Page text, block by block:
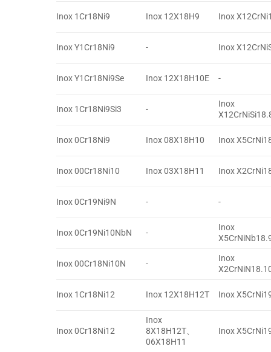
Inox 1Cr18Ni9 Inox 12X18H9 Inox
Inox Y1Cr18Ni9 - Inox
Inox Y1Cr18Ni9Se Inox 12X18H10E -
Inox 1Cr18Ni9Si3 -
Inox
Inox 0Cr18Ni9 Inox 08X18H10 Inox
Inox 00Cr18Ni10 Inox 03X18H11 Inox
Inox 0Cr19Ni9N - -
Inox 0Cr19Ni10NbN -
Inox
Inox 00Cr18Ni10N -
Inox
Inox 1Cr18Ni12 Inox 12X18H12T Inox
Inox 0Cr18Ni12
Inox
8X18H12T、
06X18H11
Inox